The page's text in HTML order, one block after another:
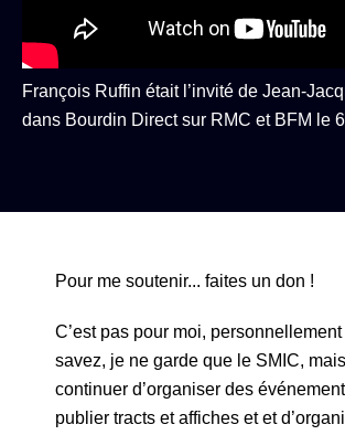
François Ruffin était l’invité de Jean-
dans Bourdin Direct sur RMC et BFM le
Pour me soutenir... faites un don !
C’est pas pour moi,
savez, je ne garde que le SMIC,
continuer d’organiser des
publier tracts et affiches et et